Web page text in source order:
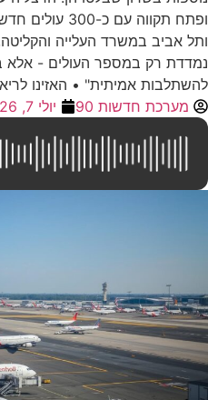
ופתח תקווה
ותל אביב במשרד העלייה
נמדדת רק במספר העולים - אלא
להשתלבות אמיתית" • האזינו
מערכת חדשות 90
יולי 7, 2026